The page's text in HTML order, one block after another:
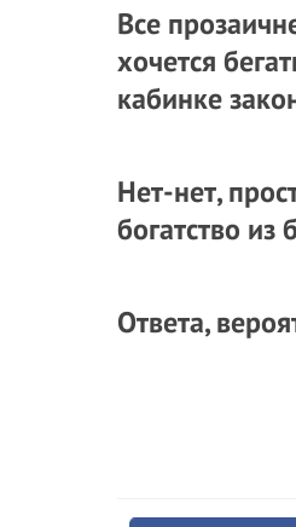
Все
хочется
кабинке
Нет-нет,
богатство
Ответа,